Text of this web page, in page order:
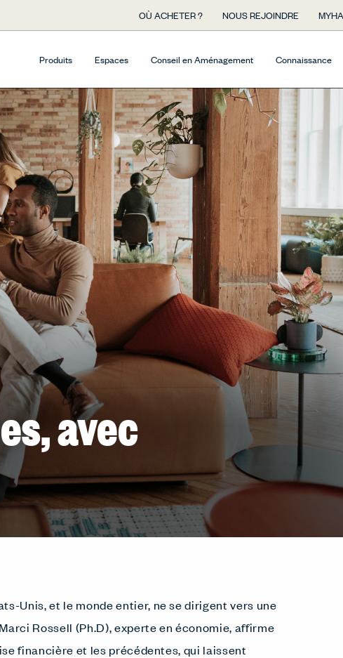
OÙ ACHETER ? NOUS REJOINDRE
Produits Espaces Conseil en Aménagement Connaissance
avec
Unis, et le monde entier, ne se dirigent vers une
Rossell (Ph.D), experte en économie, affirme
financière et les précédentes, qui laissent